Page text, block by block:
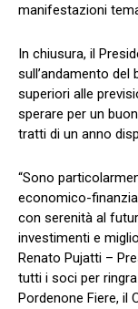
manifestazioni
In chiusura, il
sull’andamento del
superiori alle
sperare per un
tratti di un anno
“Sono
economico-
con serenità al
investimenti e
Renato Pujatti –
tutti i soci per
Pordenone Fiere, il